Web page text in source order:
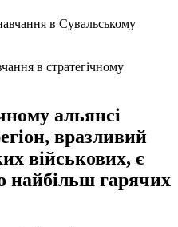
в стратегічному
альянсі
вразливий
військових, є
найбільш гарячих